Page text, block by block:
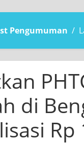
Pengumuman
di